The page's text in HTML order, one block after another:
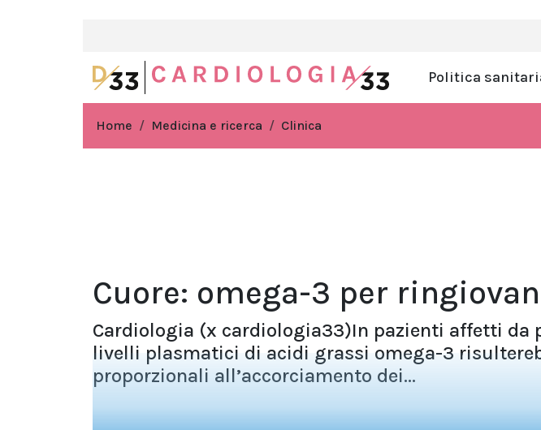
Politica
Home Medicina e ricerca Clinica
Cuore: omega-3 per
Cardiologia (x cardiologia33)In pazienti affetti da
livelli plasmatici di acidi grassi omega-3
proporzionali all’accorciamento dei...